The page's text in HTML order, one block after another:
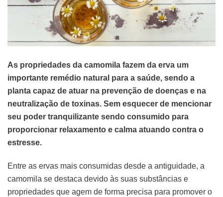
As propriedades da camomila fazem da erva um
importante remédio natural para a saúde, sendo a
planta capaz de atuar na prevenção de doenças e na
neutralização de toxinas. Sem esquecer de mencionar
seu poder tranquilizante sendo consumido para
proporcionar relaxamento e calma atuando contra o
estresse.
Entre as ervas mais consumidas desde a antiguidade, a
camomila se destaca devido às suas substâncias e
propriedades que agem de forma precisa para promover o